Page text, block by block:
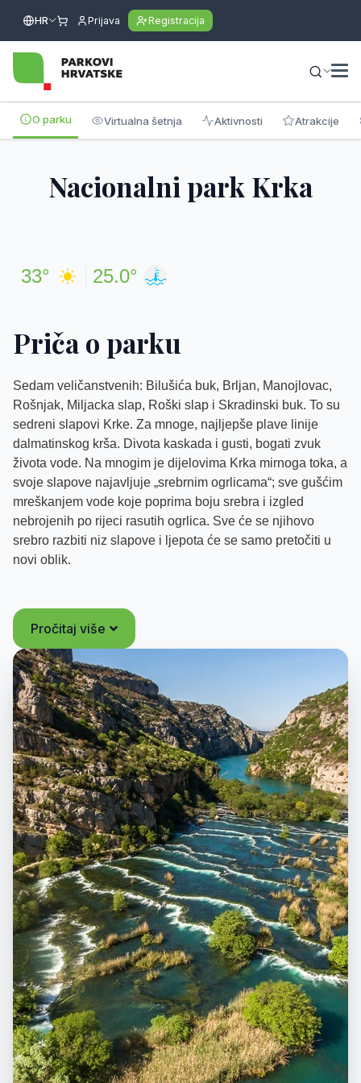
HR Prijava Registracija
O parku Virtualna šetnja Aktivnosti Atrakcije
Nacionalni park Krka
33° 25.0°
Priča o parku
Sedam veličanstvenih: Bilušića buk, Brljan, Manojlovac,
Rošnjak, Miljacka slap, Roški slap i Skradinski buk. To su
sedreni slapovi Krke. Za mnoge, najljepše plave linije
dalmatinskog krša. Divota kaskada i gusti, bogati zvuk
života vode. Na mnogim je dijelovima Krka mirnoga toka, a
svoje slapove najavljuje „srebrnim ogrlicama“; sve gušćim
mreškanjem vode koje poprima boju srebra i izgled
nebrojenih po rijeci rasutih ogrlica. Sve će se njihovo
srebro razbiti niz slapove i ljepota će se samo pretočiti u
novi oblik.
vapnenačkog podzemlja žedno guta vodu nađe mjesto na
kojemu doslovno u sekundi „protutnji“ i do 500 000 litara
vode – onda je to prizor ravan čudu.
Nacionalni park Krka prepun je zapanjujućih mjesta.
Krka izvire kod Knina, teče Kninskim poljem i ulazi u
kanjon koji je prati najvećim dijelom njezinog toka. Vrlo
blizu, šesnaestak kilometara nizvodno od Knina, prvo je
mjesto gdje se Krka obrušava i stvara slap Bilušića buk
visok preko 20 metara.
Krka je velikim dijelom toka ujezerena rijeka. Brljansko
jezero (1300 x 400 m) završava slapom Brljanom. Najviši
slap na Krki je Manojlovac. Ukupna visina slapa je 59,6
metara, a najveći se pojedinačni slap ruši u dubinu preko
30 metara. Vodeni kolos Krke bijesni punom snagom.
Tu je i vidikovac s kojega se vidi izrazito strm kanjon
dubok impozantnih dvjestotinjak metara. A tu se nalaze i
Šupljaje ili Šuplje crkve. Tako se u narodu zovu zidani
kameni lukovi, preostali ostaci rimskih logora.
Za Manojlovcem, nizvodno, preko samo jedne barijere ruši
se slap Rošnjak. Upravo zbog toga jedinstven je – slap
među slapištima. Kilometar niže je slap Miljacka. Nad
Pročitaj više